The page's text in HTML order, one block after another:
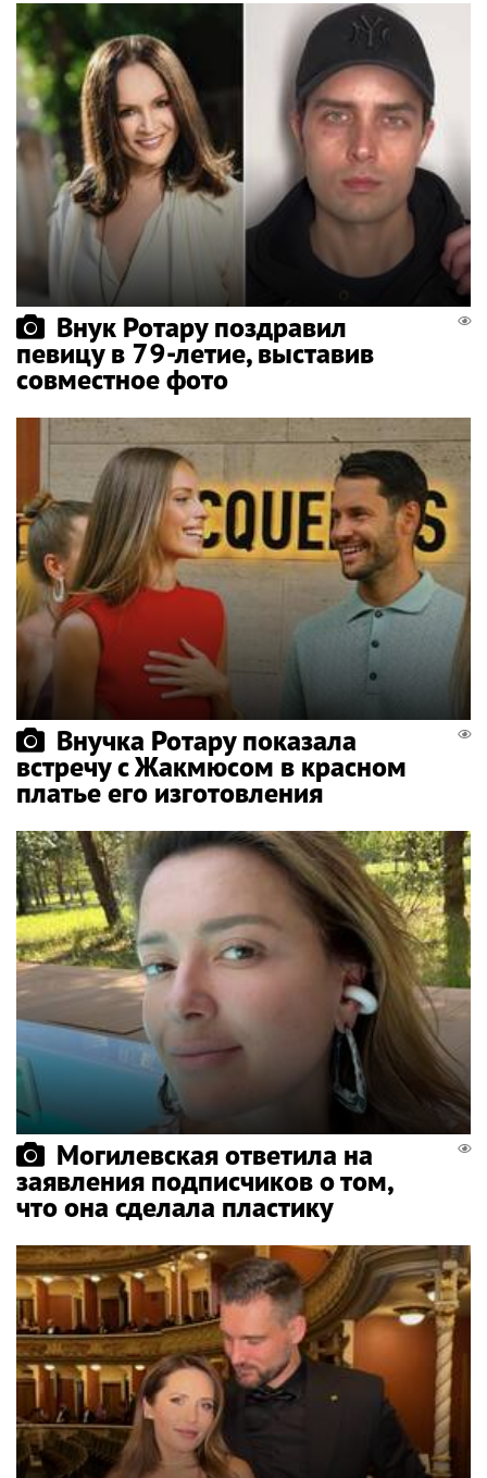
Внук Ротару поздравил
певицу в 79-летие, выставив
совместное фото
Внучка Ротару показала
встречу с Жакмюсом в красном
платье его изготовления
Могилевская ответила на
заявления подписчиков о том,
что она сделала пластику